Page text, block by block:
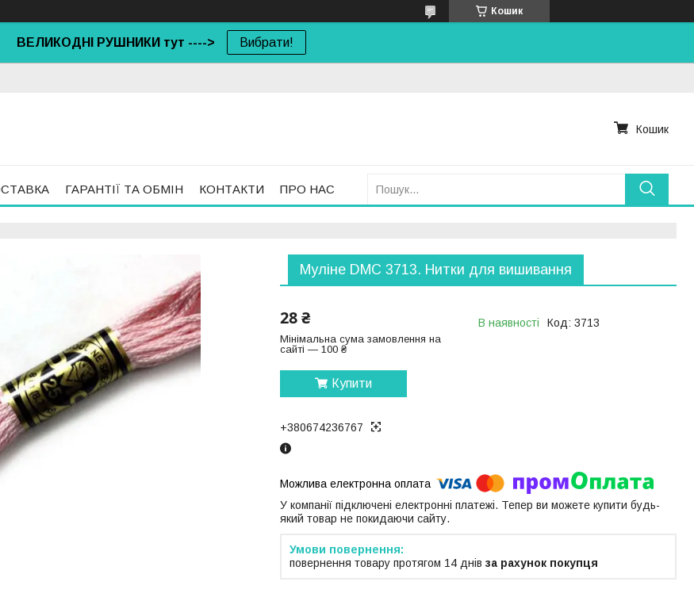
Кошик
ВЕЛИКОДНІ РУШНИКИ тут ----> Вибрати!
Кошик
ГАРАНТІЇ ТА ОБМІН КОНТАКТИ ПРО НАС
Муліне DMC 3713. Нитки для вишивання
28 ₴
Мінімальна сума замовлення на
сайті — 100 ₴
В наявності Код: 3713
Купити
+380674236767
У компанії підключені електронні платежі. Тепер ви можете купити будь-
який товар не покидаючи сайту.
повернення товару протягом 14 днів за рахунок покупця